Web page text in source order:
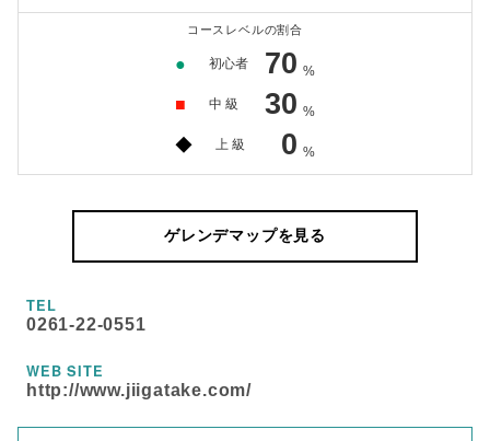
コースレベルの割合
● 初心者 70 %
■ 中 級 30 %
◆ 上 級 0 %
ゲレンデマップを見る
TEL
0261-22-0551
WEB SITE
http://www.jiigatake.com/